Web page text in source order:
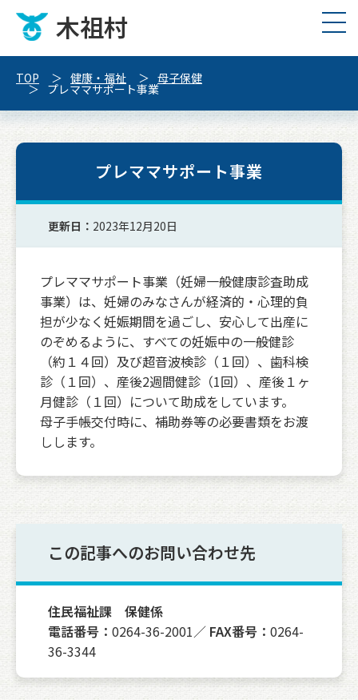
木祖村
TOP 健康・福祉 母子保健
プレママサポート事業
プレママサポート事業
更新日： 2023年12月20日
プレママサポート事業（妊婦一般健康診査助成
事業）は、妊婦のみなさんが経済的・心理的負
担が少なく妊娠期間を過ごし、安心して出産に
のぞめるように、すべての妊娠中の一般健診
（約１４回）及び超音波検診（１回）、歯科検
診（１回）、産後2週間健診（1回）、産後１ヶ
月健診（１回）について助成をしています。
母子手帳交付時に、補助券等の必要書類をお渡
しします。
この記事へのお問い合わせ先
住民福祉課 保健係
電話番号： 0264-36-2001／ FAX番号： 0264-
36-3344